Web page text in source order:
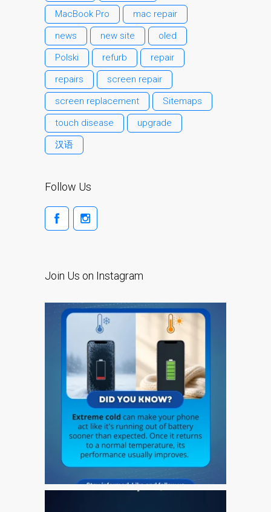
l’iPhone d’Apple
Les réparations pour la
série Apple MacBook
Écran sombre sur
MacBook, MacBook Pro,
MacBook Air et MacBook
Neo
Ordinateurs Apple Mac
Tablet
pour Apple MacBook à
Dundee – modèles Pro,
Air et Neo
Réparation d’iPod à
Dundee
Réparation de Mac
(macOS et OS X)
Service de réparation
rapide
Témoignage d’un client
Here’s the Problem with
MacBook Pro
mac repair
news
new site
oled
Polski
refurb
repair
repairs
screen repair
screen replacement
Sitemaps
touch disease
upgrade
汉语
Follow Us
Join Us on Instagram